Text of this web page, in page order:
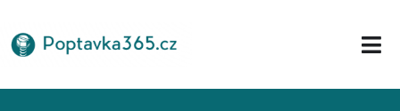
na
obsah